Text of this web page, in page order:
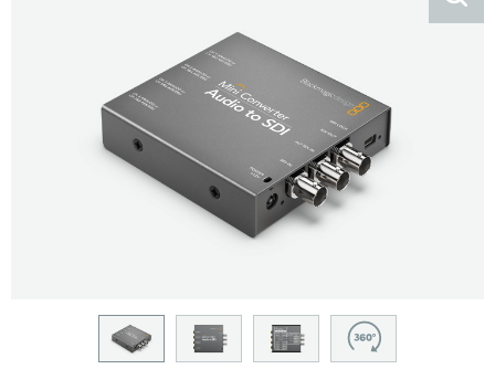
China
Denmark
Germany
Hong Kong SAR, China
Mini Converter Audio to SDI